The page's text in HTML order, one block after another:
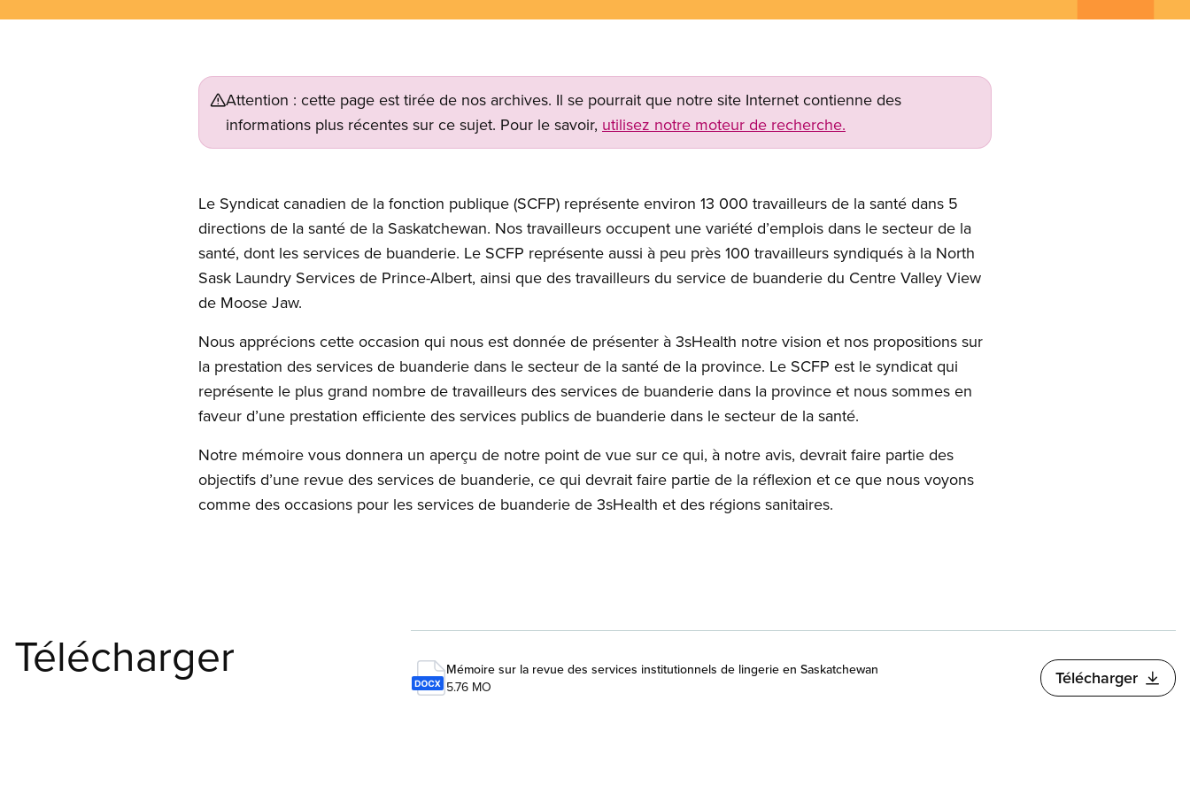
Attention : cette page est tirée de nos archives. Il se pourrait que notre site Internet contienne des
informations plus récentes sur ce sujet. Pour le savoir, utilisez notre moteur de recherche.
Le Syndicat canadien de la fonction publique (SCFP) représente environ 13 000 travailleurs de la santé dans 5
directions de la santé de la Saskatchewan. Nos travailleurs occupent une variété d’emplois dans le secteur de la
santé, dont les services de buanderie. Le SCFP représente aussi à peu près 100 travailleurs syndiqués à la North
Sask Laundry Services de Prince-Albert, ainsi que des travailleurs du service de buanderie du Centre Valley View
de Moose Jaw.
Nous apprécions cette occasion qui nous est donnée de présenter à 3sHealth notre vision et nos propositions sur
la prestation des services de buanderie dans le secteur de la santé de la province. Le SCFP est le syndicat qui
représente le plus grand nombre de travailleurs des services de buanderie dans la province et nous sommes en
faveur d’une prestation efficiente des services publics de buanderie dans le secteur de la santé.
Notre mémoire vous donnera un aperçu de notre point de vue sur ce qui, à notre avis, devrait faire partie des
objectifs d’une revue des services de buanderie, ce qui devrait faire partie de la réflexion et ce que nous voyons
comme des occasions pour les services de buanderie de 3sHealth et des régions sanitaires.
Télécharger
Mémoire sur la revue des services institutionnels de lingerie en Saskatchewan
5.76 MO
Télécharger